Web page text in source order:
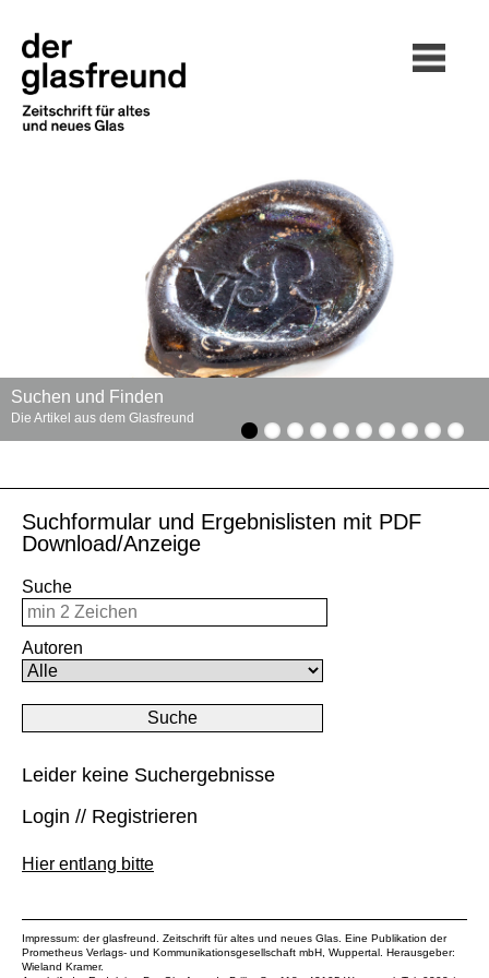
Suchen und Finden
Die Artikel aus dem Glasfreund
Suchformular und Ergebnislisten mit PDF
Download/Anzeige
Suche
Autoren
Leider keine Suchergebnisse
Login // Registrieren
Hier entlang bitte
Impressum: der glasfreund. Zeitschrift für altes und neues Glas. Eine Publikation der
Prometheus Verlags- und Kommunikationsgesellschaft mbH , Wuppertal. Herausgeber:
Wieland Kramer.